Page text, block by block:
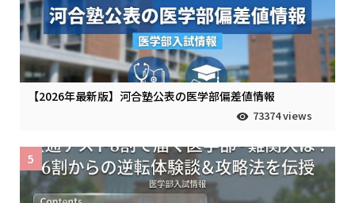
【2026年最新版】河合塾公表の医学部偏差値情報
73374 views
5